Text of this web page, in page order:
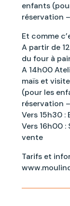
enfants
réservation
Et comme
A partir de
du four à
A 14h00
maïs et
(pour les
réservation
Vers 15h30 :
Vers 16h00
vente
Tarifs et